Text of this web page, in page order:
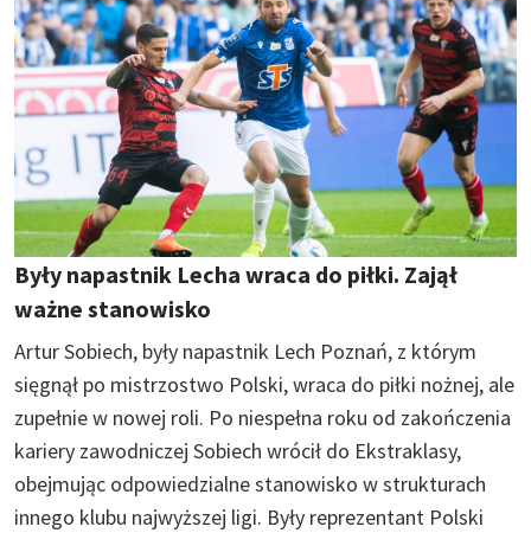
Były napastnik Lecha wraca do piłki. Zajął
ważne stanowisko
Artur Sobiech, były napastnik Lech Poznań, z którym
sięgnął po mistrzostwo Polski, wraca do piłki nożnej, ale
zupełnie w nowej roli. Po niespełna roku od zakończenia
kariery zawodniczej Sobiech wrócił do Ekstraklasy,
obejmując odpowiedzialne stanowisko w strukturach
innego klubu najwyższej ligi. Były reprezentant Polski